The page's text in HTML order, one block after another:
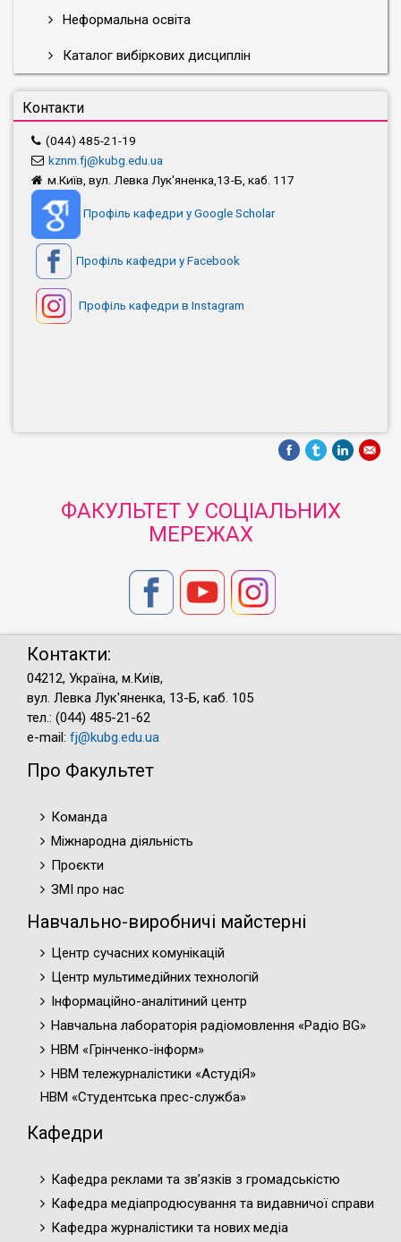
Неформальна освіта
Каталог вибіркових дисциплін
Контакти
(044) 485-21-19
kznm.fj@kubg.edu.ua
м.Київ, вул. Левка Лук'яненка,13-Б, каб. 117
Профіль кафедри у Google Scholar
Профіль кафедри у Facebook
Профіль кафедри в Instagram
ФАКУЛЬТЕТ У СОЦІАЛЬНИХ
МЕРЕЖАХ
Контакти:
04212, Україна, м.Київ,
вул. Левка Лук'яненка, 13-Б, каб. 105
тел.: (044) 485-21-62
e-mail: fj@kubg.edu.ua
Про Факультет
Команда
Міжнародна діяльність
Проєкти
ЗМІ про нас
Навчально-виробничі майстерні
Центр сучасних комунікацій
Центр мультимедійних технологій
Інформаційно-аналітиний центр
Навчальна лабораторія радіомовлення «Радіо BG»
НВМ «Грінченко-інформ»
НВМ тележурналістики «АстудіЯ»
НВМ «Студентська прес-служба»
Кафедри
Кафедра реклами та зв’язків з громадськістю
Кафедра медіапродюсування та видавничої справи
Кафедра журналістики та нових медіа